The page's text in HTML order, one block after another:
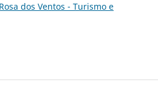
dos Ventos - Turismo e